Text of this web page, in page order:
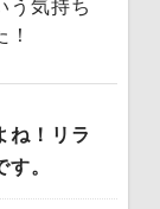
う気持ち
ね！リラ
。